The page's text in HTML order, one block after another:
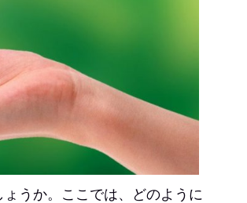
うか。ここでは、どのように